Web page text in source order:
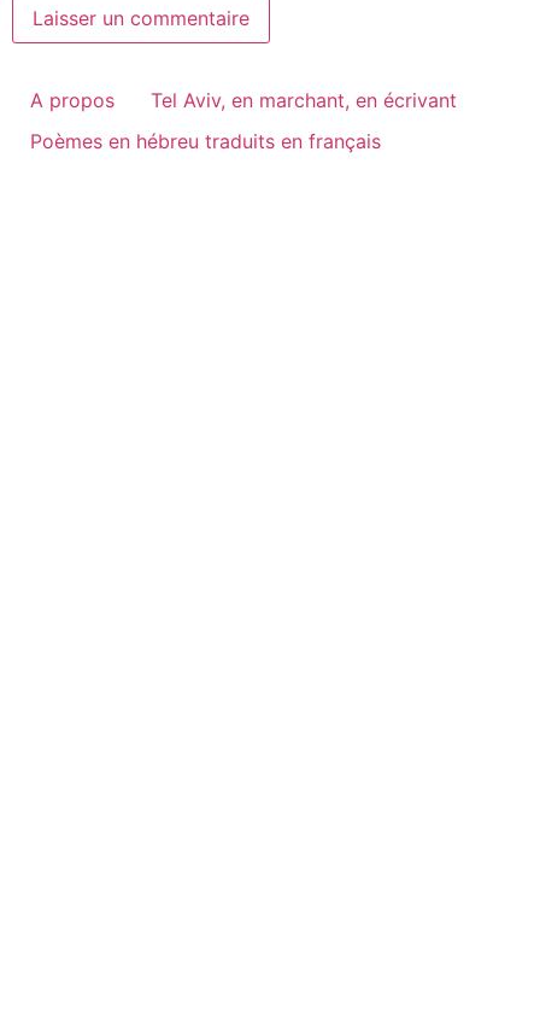
A propos
Tel Aviv, en marchant, en écrivant
Poèmes en hébreu traduits en français